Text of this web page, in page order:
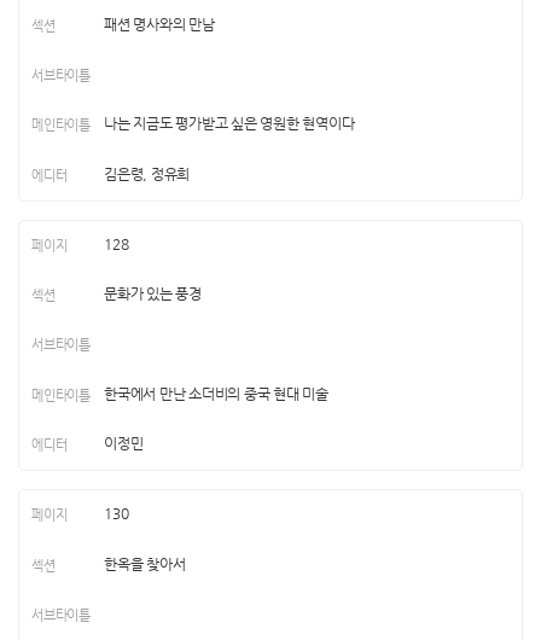
패션 명사와의 만남
나는 지금도 평가받고 싶은 영원한 현역이다
김은령, 정유희
128
문화가 있는 풍경
한국에서 만난 소더비의 중국 현대 미술
이정민
130
한옥을 찾아서